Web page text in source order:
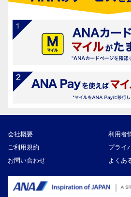
会社概要
利用者
ご利用規約
プライ
お問い合わせ
よくあ